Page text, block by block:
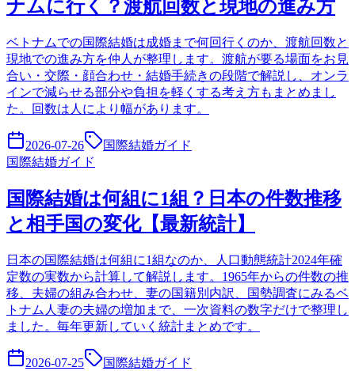
ナムに行く？渡航回数と現地の進み方
ベトナムでの国際結婚は成婚まで何回行くのか、渡航回数と
現地での進み方を仲人が整理します。渡航が要る場面をお見
合い・交際・顔合わせ・結婚手続きの段階で解説し、オンラ
インで減らせる部分や負担を軽くする考え方もまとめまし
た。回数は人により幅があります。
2026-07-26
国際結婚ガイド
国際結婚ガイド
国際結婚は何組に1組？日本の件数推移
と相手国の変化【最新統計】
日本の国際結婚は何組に1組なのか、人口動態統計2024年確
定数の実数から計算して解説します。1965年からの件数の推
移、夫婦の組み合わせ、妻の国籍別内訳、国勢調査にみるベ
トナム人妻の夫婦の増加まで、一次資料の数字だけで整理し
ました。毎年更新していく統計まとめです。
2026-07-25
国際結婚ガイド